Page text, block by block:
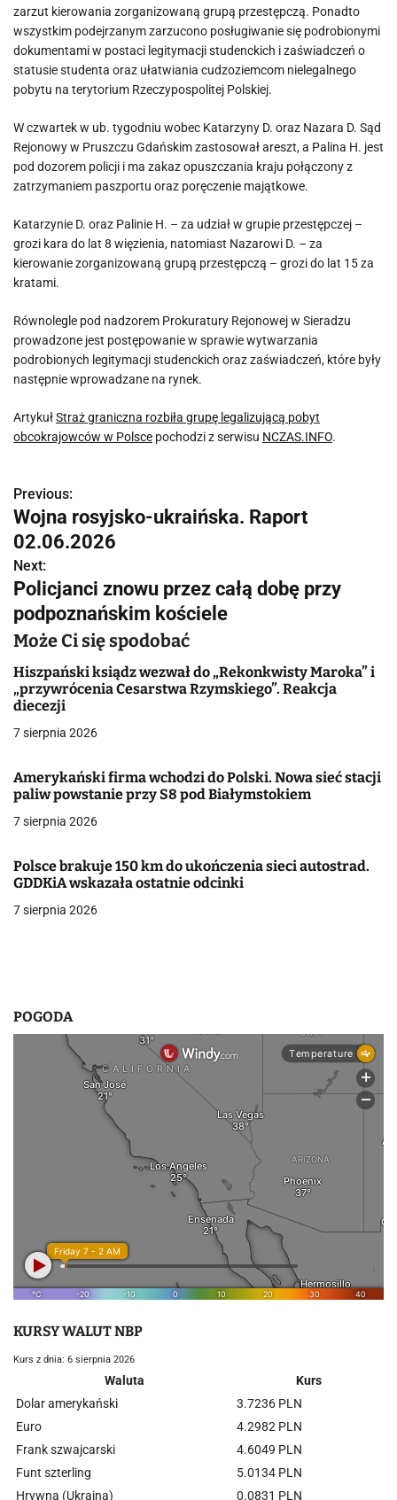
zarzut kierowania zorganizowaną grupą przestępczą. Ponadto
wszystkim podejrzanym zarzucono posługiwanie się podrobionymi
dokumentami w postaci legitymacji studenckich i zaświadczeń o
statusie studenta oraz ułatwiania cudzoziemcom nielegalnego
pobytu na terytorium Rzeczypospolitej Polskiej.
W czwartek w ub. tygodniu wobec Katarzyny D. oraz Nazara D. Sąd
Rejonowy w Pruszczu Gdańskim zastosował areszt, a Palina H. jest
pod dozorem policji i ma zakaz opuszczania kraju połączony z
zatrzymaniem paszportu oraz poręczenie majątkowe.
Katarzynie D. oraz Palinie H. – za udział w grupie przestępczej –
grozi kara do lat 8 więzienia, natomiast Nazarowi D. – za
kierowanie zorganizowaną grupą przestępczą – grozi do lat 15 za
kratami.
Równolegle pod nadzorem Prokuratury Rejonowej w Sieradzu
prowadzone jest postępowanie w sprawie wytwarzania
podrobionych legitymacji studenckich oraz zaświadczeń, które były
następnie wprowadzane na rynek.
ArtykułStraż graniczna rozbiła grupę legalizującą pobyt
obcokrajowców w Polsce pochodzi z serwisu NCZAS.INFO.
N
a
w
i
g
a
c
j
a
w
i
s
Previous:
Wojna rosyjsko-ukraińska. Raport
02.06.2026
Next:
Policjanci znowu przez całą dobę przy
podpoznańskim kościele
Może Ci się spodobać
Hiszpański ksiądz wezwał do „Rekonkwisty Maroka” i
„przywrócenia Cesarstwa Rzymskiego”. Reakcja
diecezji
7 sierpnia 2026
Amerykański firma wchodzi do Polski. Nowa sieć stacji
paliw powstanie przy S8 pod Białymstokiem
7 sierpnia 2026
Polsce brakuje 150 km do ukończenia sieci autostrad.
GDDKiA wskazała ostatnie odcinki
7 sierpnia 2026
POGODA
KURSY WALUT NBP
Kurs z dnia: 6 sierpnia 2026
Waluta
Kurs
Dolar amerykański
3.7236 PLN
Euro
4.2982 PLN
Frank szwajcarski
4.6049 PLN
Funt szterling
5.0134 PLN
Hrywna (Ukraina)
0.0831 PLN